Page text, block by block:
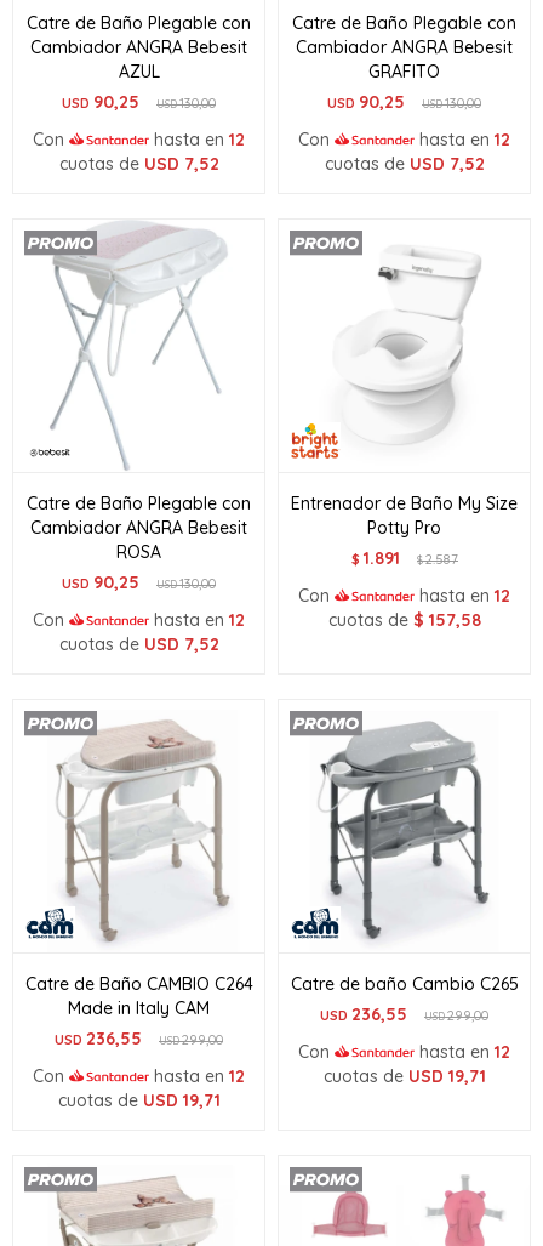
Catre de Baño Plegable con
Cambiador ANGRA Bebesit
AZUL
USD 90,25 USD130,00
Con hasta en 12
cuotas de USD 7,52
Catre de Baño Plegable con
Cambiador ANGRA Bebesit
GRAFITO
USD 90,25 USD130,00
Con hasta en 12
cuotas de USD 7,52
Catre de Baño Plegable con
Cambiador ANGRA Bebesit
ROSA
USD 90,25 USD130,00
Con hasta en 12
cuotas de USD 7,52
Entrenador de Baño My Size
Potty Pro
$ 1.891 $2.587
Con hasta en 12
cuotas de $ 157,58
Catre de Baño CAMBIO C264
Made in Italy CAM
USD 236,55 USD299,00
Con hasta en 12
cuotas de USD 19,71
Catre de baño Cambio C265
USD 236,55 USD299,00
Con hasta en 12
cuotas de USD 19,71